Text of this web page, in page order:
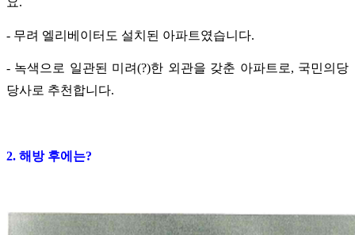
- 무려 엘리베이터도 설치된 아파트였습니다.
- 녹색으로 일관된 미려(?)한 외관을 갖춘 아파트로, 국민의당
당사로 추천합니다.
2. 해방 후에는?